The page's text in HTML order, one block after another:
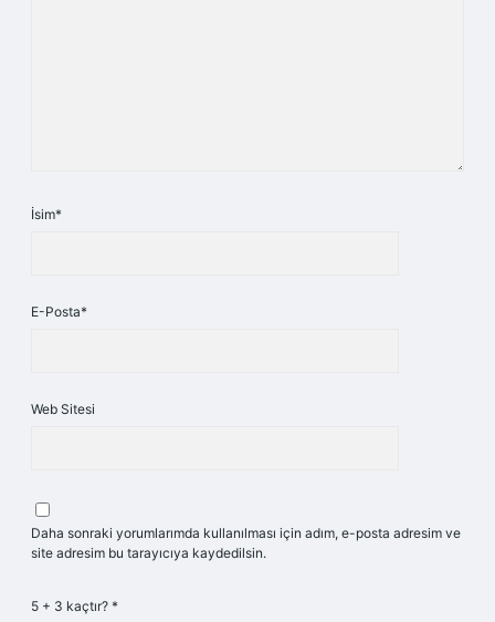
İsim*
E-Posta*
Web Sitesi
Daha sonraki yorumlarımda kullanılması için adım, e-posta adresim ve
site adresim bu tarayıcıya kaydedilsin.
5 + 3 kaçtır? *